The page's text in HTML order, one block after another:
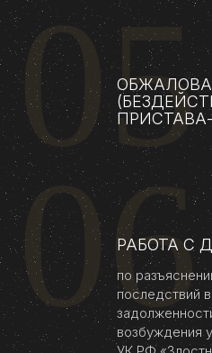
05
РАБОТА С
по
последствий
возбуждения
06